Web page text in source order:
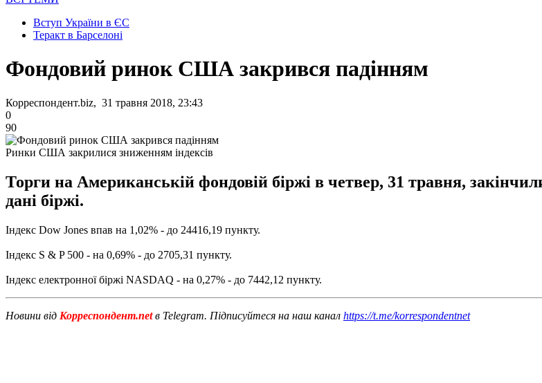
Вступ України в ЄС
Теракт в Барселоні
Фондовий ринок США закрився падінням
Корреспондент.biz, 31 травня 2018, 23:43
0
90
Ринки США закрилися зниженням індексів
Торги на Американській фондовій біржі в четвер, 31 травня,
дані біржі.
Індекс Dow Jones впав на 1,02% - до 24416,19 пункту.
Індекс S & P 500 - на 0,69% - до 2705,31 пункту.
Індекс електронної біржі NASDAQ - на 0,27% - до 7442,12 пункту.
Новини від Корреспондент.netв Telegram. Підписуйтеся на наш канал https://t.me/korrespondentnet